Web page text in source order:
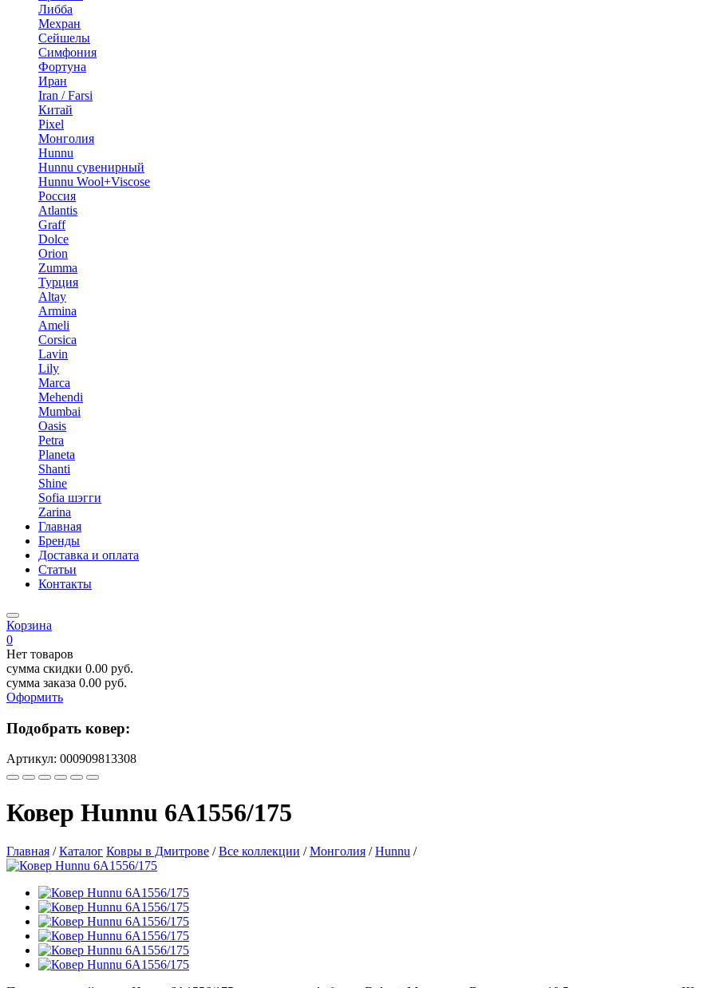
Либба
Мехран
Сейшелы
Симфония
Фортуна
Иран
Iran / Farsi
Китай
Pixel
Монголия
Hunnu
Hunnu сувенирный
Hunnu Wool+Viscose
Россия
Atlantis
Graff
Dolce
Orion
Zumma
Турция
Altay
Armina
Ameli
Corsica
Lavin
Lily
Marca
Mehendi
Mumbai
Oasis
Petra
Planeta
Shanti
Shine
Sofia шэгги
Zarina
Главная
Бренды
Доставка и оплата
Статьи
Контакты
Корзина
0
Нет товаров
сумма скидки 0.00 руб.
сумма заказа 0.00 руб.
Оформить
Подобрать ковер:
Артикул: 000909813308
Ковер Hunnu 6A1556/175
Главная / Каталог Ковры в Дмитрове / Все коллекции / Монголия / Hunnu /